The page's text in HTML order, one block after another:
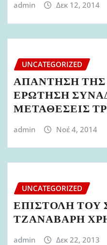
admin Δεκ 12, 2014
UNCATEGORIZED
ΑΠΑΝΤΗΣΗ
ΕΡΩΤΗΣΗ
ΜΕΤΑΘΕΣΕΙΣ
admin Νοέ 4, 2014
UNCATEGORIZED
ΕΠΙΣΤΟΛΗ
ΤΖΑΝΑΒΑΡΗ
admin Δεκ 22, 2013